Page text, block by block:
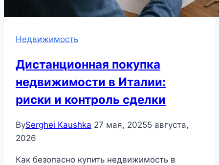
Недвижимость
Дистанционная покупка
недвижимости в Италии:
риски и контроль сделки
BySerghei Kaushka 27 мая, 20255 августа,
2026
Как безопасно купить недвижимость в